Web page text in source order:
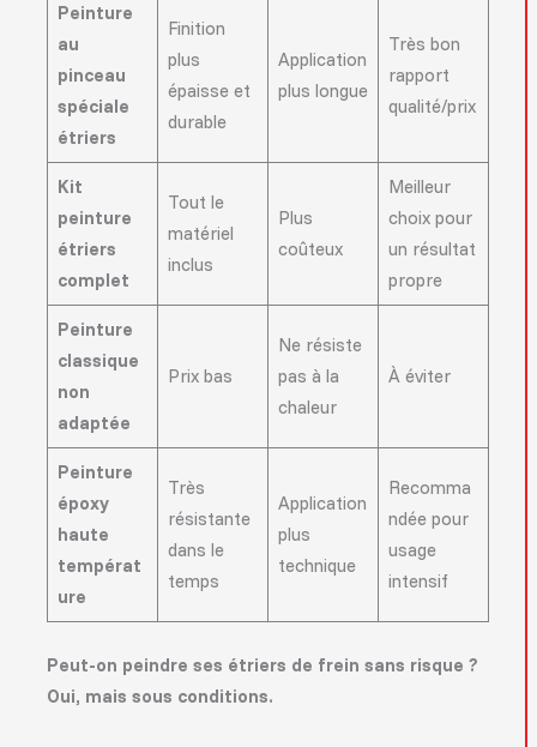
Peinture
au
pinceau
spéciale
étriers
Finition
plus
épaisse et
durable
Application
plus longue
Très bon
rapport
qualité/prix
Kit
peinture
étriers
complet
Tout le
matériel
inclus
Plus
coûteux
Meilleur
choix pour
un résultat
propre
Peinture
classique
non
adaptée
Prix bas
Ne résiste
pas à la
chaleur
À éviter
Peinture
époxy
haute
températ
ure
Très
résistante
dans le
temps
Application
plus
technique
Recomma
ndée pour
usage
intensif
Peut-on peindre ses étriers de frein sans risque ?
Oui, mais sous conditions.